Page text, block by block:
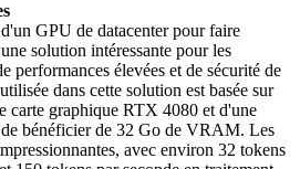
GPU de datacenter pour faire
solution intéressante pour les
performances élevées et de sécurité de
dans cette solution est basée sur
carte graphique RTX 4080 et d'une
bénéficier de 32 Go de VRAM. Les
avec environ 32 tokens